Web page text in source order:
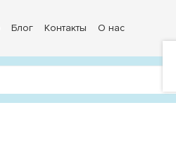
Блог Контакты О нас